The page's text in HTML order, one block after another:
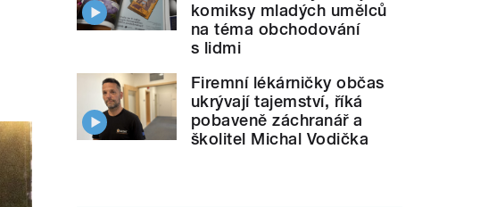
komiksy mladých umělců
na téma obchodování
s lidmi
Firemní lékárničky občas
ukrývají tajemství, říká
pobaveně záchranář a
školitel Michal Vodička